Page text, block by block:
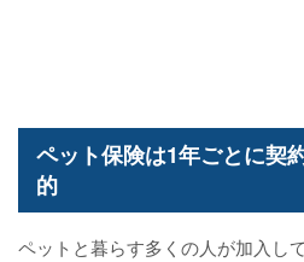
ペット保険は1年ごとに契
的
ペットと暮らす多くの人が加入し